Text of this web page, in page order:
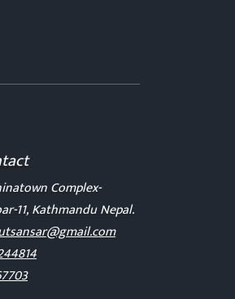
Complex-
11, Kathmandu Nepal.